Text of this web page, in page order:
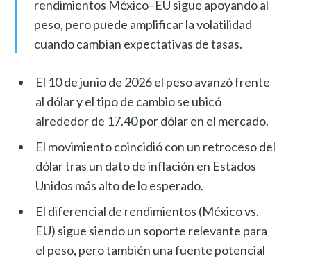
rendimientos México–EU sigue apoyando al
peso, pero puede amplificar la volatilidad
cuando cambian expectativas de tasas.
El 10 de junio de 2026 el peso avanzó frente
al dólar y el tipo de cambio se ubicó
alrededor de 17.40 por dólar en el mercado.
El movimiento coincidió con un retroceso del
dólar tras un dato de inflación en Estados
Unidos más alto de lo esperado.
El diferencial de rendimientos (México vs.
EU) sigue siendo un soporte relevante para
el peso, pero también una fuente potencial